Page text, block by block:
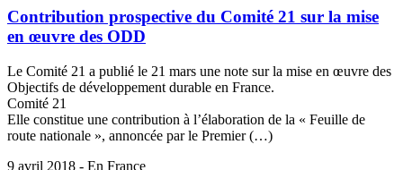
Contribution prospective du Comité 21 sur la mise
en œuvre des ODD
Le Comité 21 a publié le 21 mars une note sur la mise en œuvre des
Objectifs de développement durable en France.
Comité 21
Elle constitue une contribution à l’élaboration de la « Feuille de
route nationale », annoncée par le Premier (…)
9 avril 2018 - En France